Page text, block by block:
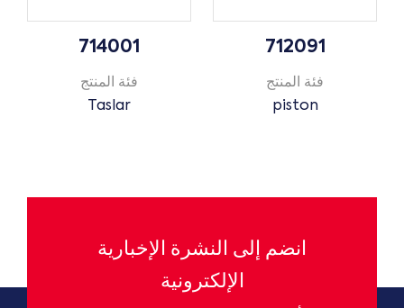
712091
فئة المنتج
piston
714001
فئة المنتج
Taslar
انضم إلى النشرة الإخبارية
الإلكترونية